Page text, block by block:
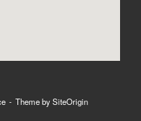
Theme bySiteOrigin